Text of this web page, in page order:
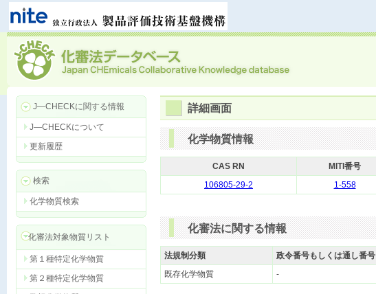
J―CHECKに関する情報
J―CHECKについて
更新履歴
検索
化学物質検索
化審法対象物質リスト
第１種特定化学物質
第２種特定化学物質
詳細画面
化学物質情報
CAS RN MITI番号
106805-29-2
1-558
化審法に関する情報
法規制分類 政令番号もしくは通し番号
既存化学物質
-